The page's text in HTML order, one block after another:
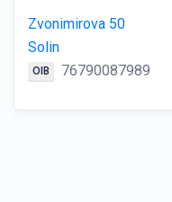
Zvonimirova 50
Solin
OIB 76790087989